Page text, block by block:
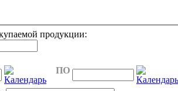
продукции:
ПО